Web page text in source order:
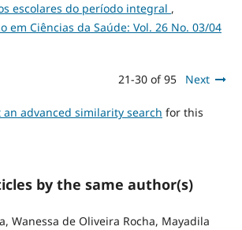
escolares do período integral ,
em Ciências da Saúde: Vol. 26 No. 03/04
21-30 of 95 Next
an advanced similarity search for this
by the same author(s)
Wanessa de Oliveira Rocha, Mayadila